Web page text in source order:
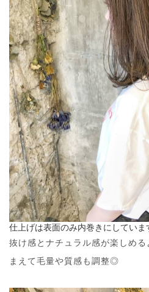
仕上げは表面のみ内巻きにしていま
抜け感とナチュラル感が楽しめ
まえて毛量や質感も調整◎